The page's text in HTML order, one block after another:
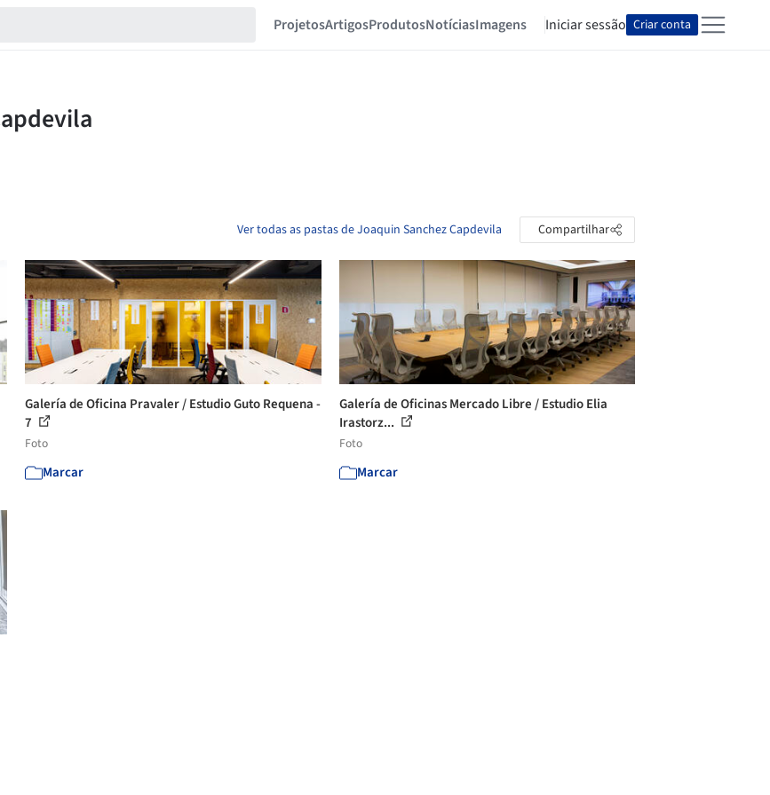
ProjetosArtigosProdutosNotíciasImagens Iniciar sessão Criar conta
Ver todas as pastas de Joaquin Sanchez Capdevila Compartilhar
Galería de Oficina Pravaler / Estudio Guto Requena -
7
Foto
Marcar
Galería de Oficinas Mercado Libre / Estudio Elia
Irastorz...
Foto
Marcar